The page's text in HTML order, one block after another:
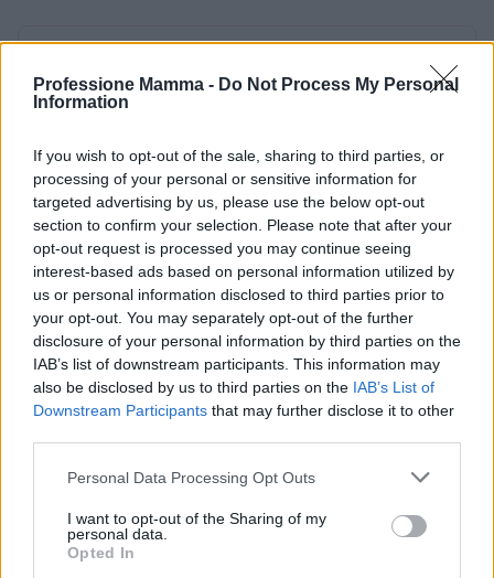
Professione Mamma - Do Not Process My Personal
Information
If you wish to opt-out of the sale, sharing to third parties, or
processing of your personal or sensitive information for
targeted advertising by us, please use the below opt-out
section to confirm your selection. Please note that after your
opt-out request is processed you may continue seeing
interest-based ads based on personal information utilized by
us or personal information disclosed to third parties prior to
your opt-out. You may separately opt-out of the further
disclosure of your personal information by third parties on the
IAB’s list of downstream participants. This information may
also be disclosed by us to third parties on the IAB’s List of
Downstream Participants that may further disclose it to other
Please note that this website/app uses one or more Google
not limited to your visit or usage behaviour. You may click to
grant or deny consent to Google and its third-party tags to
use your data for below specified purposes in below Google
Personal Data Processing Opt Outs
I want to opt-out of the Sharing of my
personal data.
Opted In
Redazione